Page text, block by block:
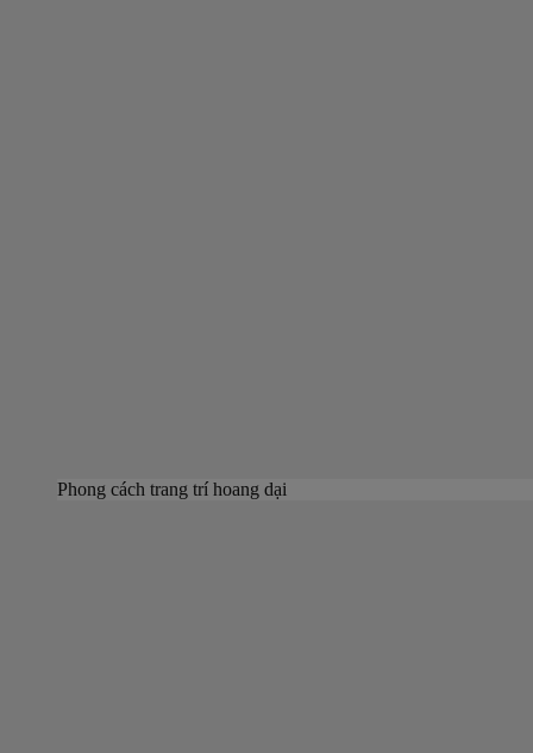
Phong cách trang trí hoang dại